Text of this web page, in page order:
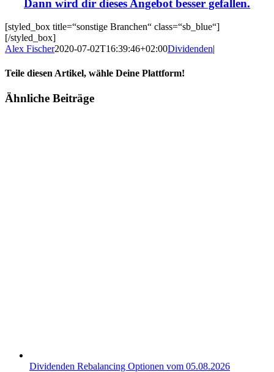
Dann wird dir dieses Angebot besser gefallen.
[styled_box title=“sonstige Branchen“ class=“sb_blue“]
[/styled_box]
Alex Fischer2020-07-02T16:39:46+02:00Dividenden|
Teile diesen Artikel, wähle Deine Plattform!
Facebook
Twitter
Reddit
LinkedIn
Tumblr
Pinterest
Vk
E-
Ähnliche Beiträge
Dividenden Rebalancing Optionen vom 05.08.2026